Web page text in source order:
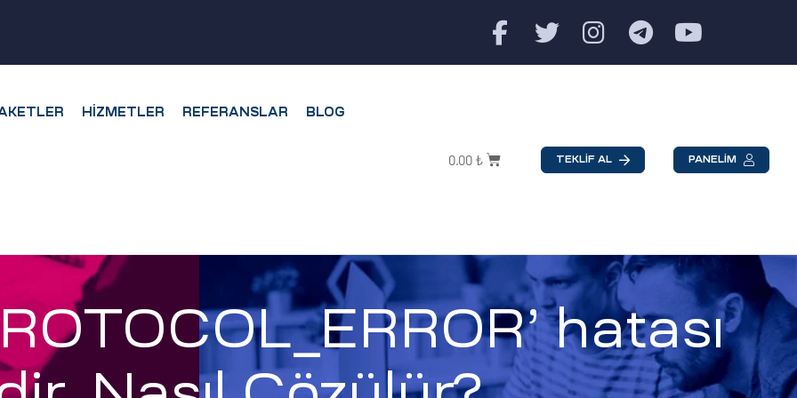
HIZMETLER REFERANSLAR BLOG
0.00 ₺ TEKLİF AL PANELİM
hatası